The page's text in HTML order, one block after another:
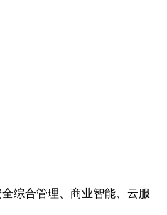
综合管理、商业智能、云服